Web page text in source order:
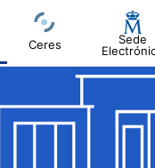
Ceres
Sede
Mostrar/Ocultar